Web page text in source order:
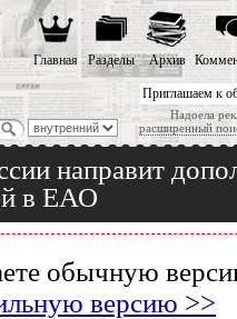
Приглашаем к
Надоела
расширенный
Главная Разделы Архив
направит
в ЕАО
обычную
версию >>